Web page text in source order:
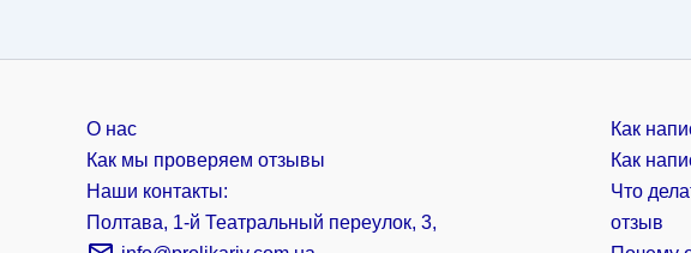
О нас
Как мы проверяем отзывы
Наши контакты:
Полтава, 1-й Театральный переулок, 3,
Как
Как
Что
отзыв